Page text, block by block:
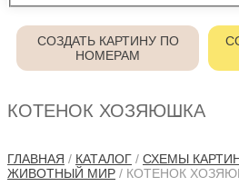
СОЗДАТЬ КАРТИНУ ПО
НОМЕРАМ
КОТЕНОК ХОЗЯЮШКА
ГЛАВНАЯ / КАТАЛОГ / СХЕМЫ
ЖИВОТНЫЙ МИР / КОТЕНОК